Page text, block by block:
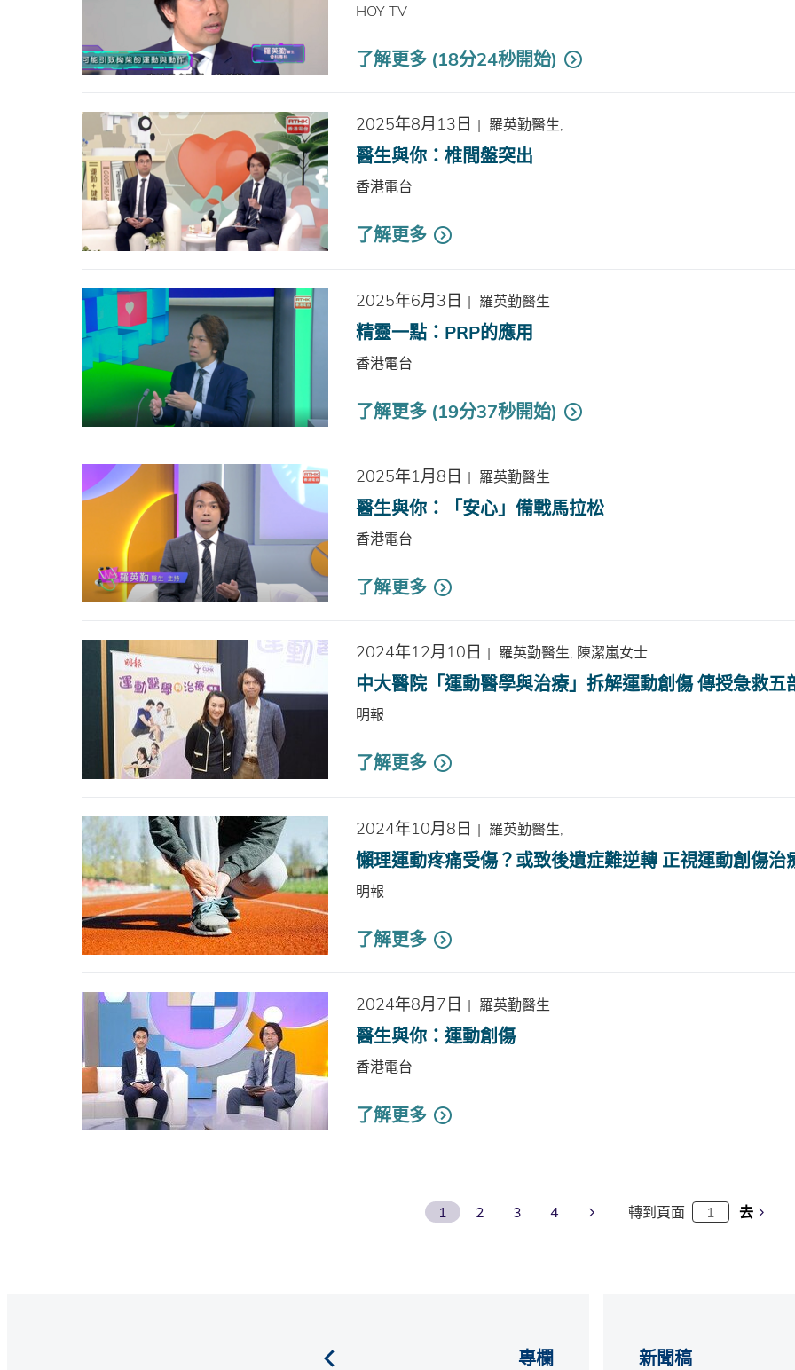
HOY TV
了解更多 (18分24秒開始)
2025年8月13日 | 羅英勤醫生,
醫生與你：椎間盤突出
香港電台
了解更多
2025年6月3日 | 羅英勤醫生
精靈一點：PRP的應用
香港電台
了解更多 (19分37秒開始)
2025年1月8日 | 羅英勤醫生
醫生與你：「安心」備戰馬拉松
香港電台
了解更多
2024年12月10日 | 羅英勤醫生, 陳潔嵐女士
中大醫院「運動醫學與治療」拆解運動創傷 傳授急救五
明報
了解更多
2024年10月8日 | 羅英勤醫生,
懶理運動疼痛受傷？或致後遺症難逆轉 正視運動創傷治
明報
了解更多
2024年8月7日 | 羅英勤醫生
醫生與你：運動創傷
香港電台
了解更多
1 2 3 4 Next Page
轉到頁面 去
專欄 新聞稿